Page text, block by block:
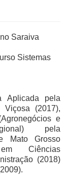
Saraiva
Sistemas
Aplicada pela
Viçosa (2017),
e
pela
Mato Grosso
Ciências
(2018)